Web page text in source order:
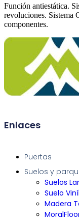
Función antiestática.
revoluciones. Sistema
componentes.
Enlaces
Puertas
Suelos y
Suelos
Suelo
Madera